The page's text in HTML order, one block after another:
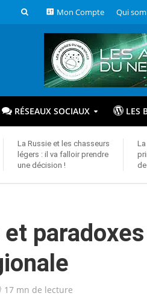
Mon Compte Qui
RÉSEAUX SOCIAUX LES
La Russie et les chasseurs
légers : il va falloir prendre
une décision !
paradoxes
17 mn de lecture